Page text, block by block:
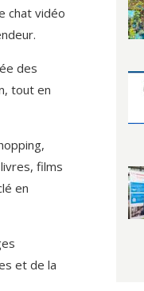
chat vidéo
des
tout en
films
en
et de la